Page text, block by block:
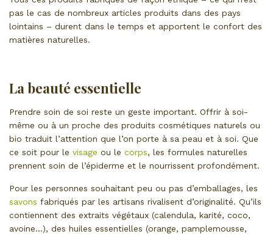
pas le cas de nombreux articles produits dans des pays
lointains – durent dans le temps et apportent le confort des
matières naturelles.
La beauté essentielle
Prendre soin de soi reste un geste important. Offrir à soi-
même ou à un proche des produits cosmétiques naturels ou
bio traduit l’attention que l’on porte à sa peau et à soi. Que
ce soit pour le visage ou le corps, les formules naturelles
prennent soin de l’épiderme et le nourrissent profondément.
Pour les personnes souhaitant peu ou pas d’emballages, les
savons fabriqués par les artisans rivalisent d’originalité. Qu’ils
contiennent des extraits végétaux (calendula, karité, coco,
avoine…), des huiles essentielles (orange, pamplemousse,